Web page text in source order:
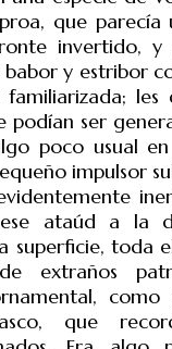
que parecía
invertido, y
babor y estribor
familiarizada; les
podían ser
poco usual
impulsor
ataúd a la
superficie, toda
extraños
como
que